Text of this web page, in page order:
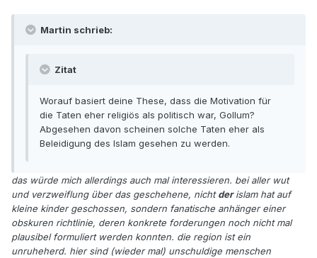
Martin schrieb:
Zitat
Worauf basiert deine These, dass die Motivation für
die Taten eher religiös als politisch war, Gollum?
Abgesehen davon scheinen solche Taten eher als
Beleidigung des Islam gesehen zu werden.
das würde mich allerdings auch mal interessieren. bei aller wut
und verzweiflung über das geschehene, nichtderislam hat auf
kleine kinder geschossen, sondern fanatische anhänger einer
obskuren richtlinie, deren konkrete forderungen noch nicht mal
plausibel formuliert werden konnten. die region ist ein
unruheherd. hier sind (wieder mal) unschuldige menschen